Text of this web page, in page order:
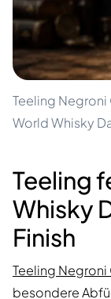
Teeling Negroni
World Whisky
Teeling
Whisky
Finish
Teeling Negroni
besondere